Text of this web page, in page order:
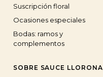
Suscripción floral
Ocasiones especiales
Bodas: ramos y
complementos
SOBRE SAUCE LLORONA